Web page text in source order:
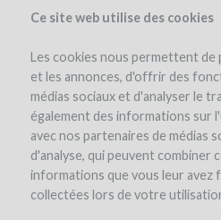
Ce site web utilise des cookies
Les cookies nous permettent de
et les annonces, d'offrir des
médias sociaux et d'analyser le
également des informations sur
avec nos partenaires de médias
d'analyse, qui peuvent combiner
informations que vous leur avez
collectées lors de votre